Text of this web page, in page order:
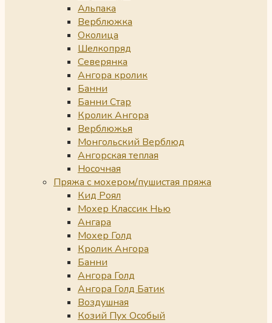
Альпака
Верблюжка
Околица
Шелкопряд
Северянка
Ангора кролик
Банни
Банни Стар
Кролик Ангора
Верблюжья
Монгольский Верблюд
Ангорская теплая
Носочная
Пряжа с мохером/пушистая пряжа
Кид Роял
Мохер Классик Нью
Ангара
Мохер Голд
Кролик Ангора
Банни
Ангора Голд
Ангора Голд Батик
Воздушная
Козий Пух Особый